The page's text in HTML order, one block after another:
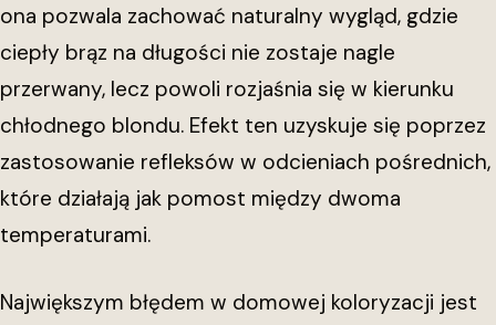
ona pozwala zachować naturalny wygląd, gdzie
ciepły brąz na długości nie zostaje nagle
przerwany, lecz powoli rozjaśnia się w kierunku
chłodnego blondu. Efekt ten uzyskuje się poprzez
zastosowanie refleksów w odcieniach pośrednich,
które działają jak pomost między dwoma
temperaturami.
Największym błędem w domowej koloryzacji jest